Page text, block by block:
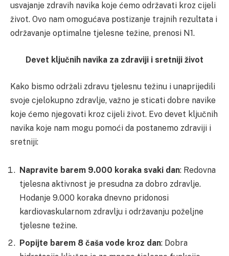
usvajanje zdravih navika koje ćemo održavati kroz cijeli
život. Ovo nam omogućava postizanje trajnih rezultata i
održavanje optimalne tjelesne težine, prenosi N1.
Devet ključnih navika za zdraviji i sretniji život
Kako bismo održali zdravu tjelesnu težinu i unaprijedili
svoje cjelokupno zdravlje, važno je sticati dobre navike
koje ćemo njegovati kroz cijeli život. Evo devet ključnih
navika koje nam mogu pomoći da postanemo zdraviji i
sretniji:
Napravite barem 9.000 koraka svaki dan: Redovna
tjelesna aktivnost je presudna za dobro zdravlje.
Hodanje 9.000 koraka dnevno pridonosi
kardiovaskularnom zdravlju i održavanju poželjne
tjelesne težine.
Popijte barem 8 čaša vode kroz dan: Dobra